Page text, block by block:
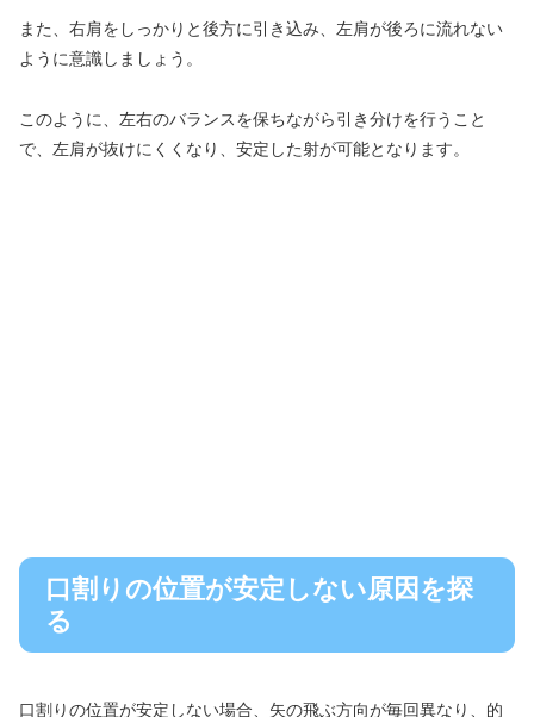
また、右肩をしっかりと後方に引き込み、左肩が後ろに流れない
ように意識しましょう。
このように、左右のバランスを保ちながら引き分けを行うこと
で、左肩が抜けにくくなり、安定した射が可能となります。
口割りの位置が安定しない原因を探
る
口割りの位置が安定しない場合、矢の飛ぶ方向が毎回異なり、的